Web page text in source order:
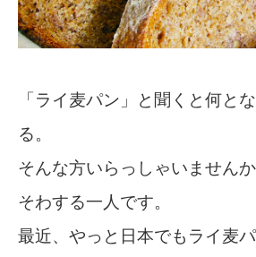
「ライ麦パン」と聞くと何と
る。
そんな方いらっしゃいません
そわする一人です。
最近、やっと日本でもライ麦